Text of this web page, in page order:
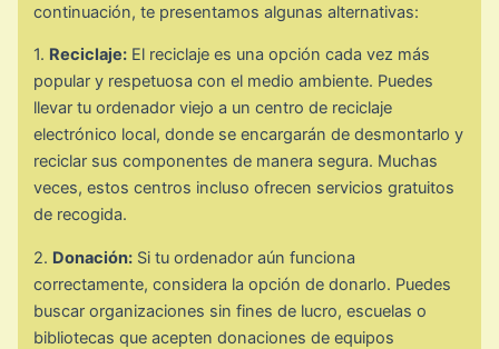
continuación, te presentamos algunas alternativas:
1. Reciclaje: El reciclaje es una opción cada vez más
popular y respetuosa con el medio ambiente. Puedes
llevar tu ordenador viejo a un centro de reciclaje
electrónico local, donde se encargarán de desmontarlo y
reciclar sus componentes de manera segura. Muchas
veces, estos centros incluso ofrecen servicios gratuitos
de recogida.
2. Donación: Si tu ordenador aún funciona
correctamente, considera la opción de donarlo. Puedes
buscar organizaciones sin fines de lucro, escuelas o
bibliotecas que acepten donaciones de equipos